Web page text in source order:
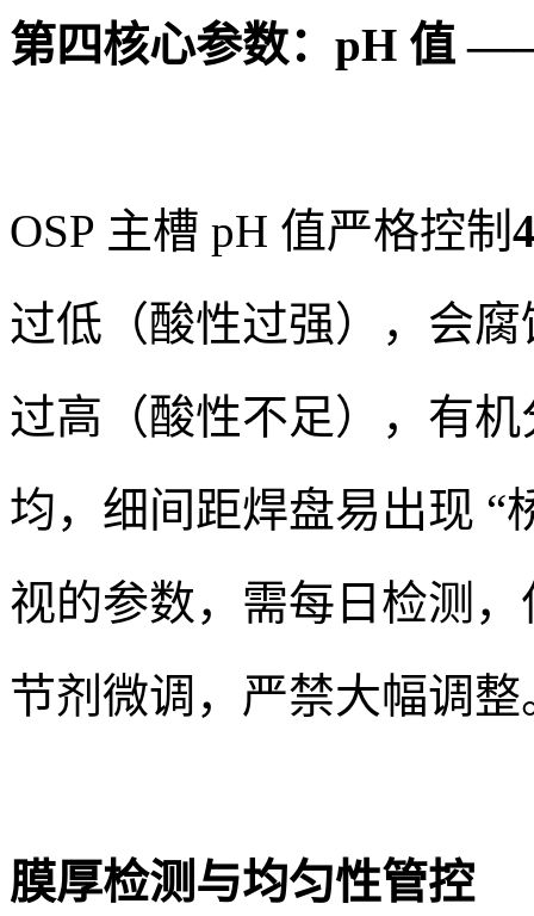
第四核心参数：pH 值
OSP 主槽 pH 值严格控制
过低（酸性过强），会
过高（酸性不足），有
均，细间距焊盘易出现 “
视的参数，需每日检测
节剂微调，严禁大幅调整
膜厚检测与均匀性管控